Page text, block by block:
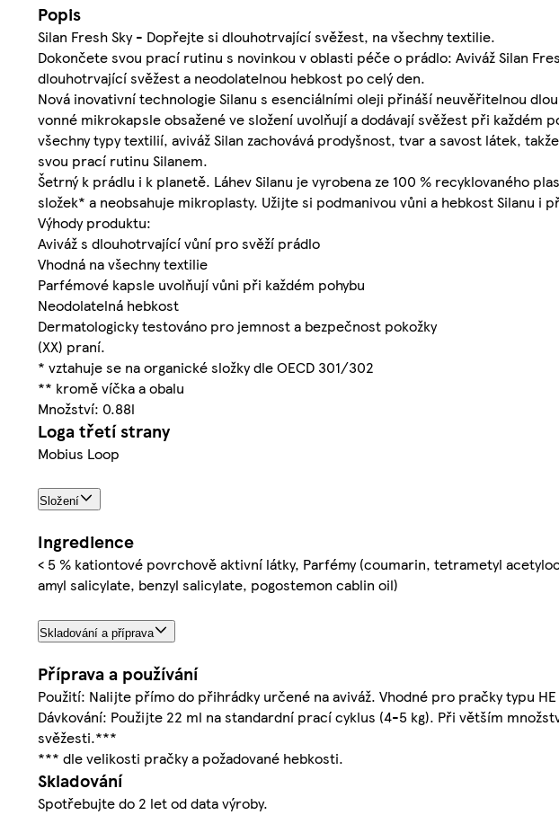
Popis
Silan Fresh Sky - Dopřejte si dlouhotrvající svěžest, na všechny textilie.
Dokončete svou prací rutinu s novinkou v oblasti péče o prádlo: Aviváž Silan
dlouhotrvající svěžest a neodolatelnou hebkost po celý den.
Nová inovativní technologie Silanu s esenciálními oleji přináší neuvěřitelnou
vonné mikrokapsle obsažené ve složení uvolňují a dodávají svěžest při každém
všechny typy textilií, aviváž Silan zachovává prodyšnost, tvar a savost látek,
svou prací rutinu Silanem.
Šetrný k prádlu i k planetě. Láhev Silanu je vyrobena ze 100 % recyklovaného
složek* a neobsahuje mikroplasty. Užijte si podmanivou vůni a hebkost Silanu i
Výhody produktu:
Aviváž s dlouhotrvající vůní pro svěží prádlo
Vhodná na všechny textilie
Parfémové kapsle uvolňují vůni při každém pohybu
Neodolatelná hebkost
Dermatologicky testováno pro jemnost a bezpečnost pokožky
(XX) praní.
* vztahuje se na organické složky dle OECD 301/302
** kromě víčka a obalu
Množství: 0.88l
Loga třetí strany
Mobius Loop
Složení
Ingredience
< 5 % kationtové povrchově aktivní látky, Parfémy (coumarin, tetrametyl
amyl salicylate, benzyl salicylate, pogostemon cablin oil)
Skladování a příprava
Příprava a používání
Použití: Nalijte přímo do přihrádky určené na aviváž. Vhodné pro pračky typu
Dávkování: Použijte 22 ml na standardní prací cyklus (4-5 kg). Při větším
svěžesti.***
*** dle velikosti pračky a požadované hebkosti.
Skladování
Spotřebujte do 2 let od data výroby.